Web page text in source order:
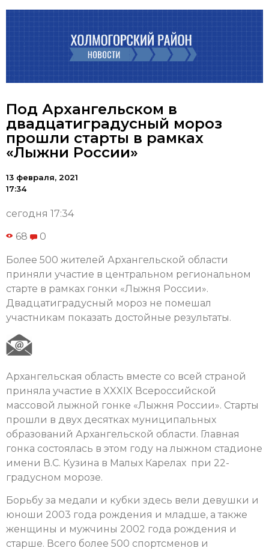
Под Архангельском в
двадцатиградусный мороз
прошли старты в рамках
«Лыжни России»
13 февраля, 2021
17:34
сегодня 17:34
68 0
Более 500 жителей Архангельской области
приняли участие в центральном региональном
старте в рамках гонки «Лыжня России».
Двадцатиградусный мороз не помешал
участникам показать достойные результаты.
Архангельская область вместе со всей страной
приняла участие в XXXIX Всероссийской
массовой лыжной гонке «Лыжня России». Старты
прошли в двух десятках муниципальных
образований Архангельской области. Главная
гонка состоялась в этом году на лыжном стадионе
имени В.С. Кузина в Малых Карелах при 22-
градусном морозе.
Борьбу за медали и кубки здесь вели девушки и
юноши 2003 года рождения и младше, а также
женщины и мужчины 2002 года рождения и
старше. Всего более 500 спортсменов и